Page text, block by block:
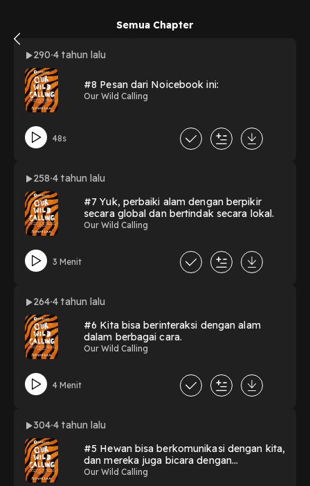
Semua Chapter
290 4 tahun lalu
#8 Pesan dari Noicebook ini:
Our Wild Calling
48s
258 4 tahun lalu
#7 Yuk, perbaiki alam dengan berpikir
secara global dan bertindak secara lokal.
Our Wild Calling
3 Menit
264 4 tahun lalu
#6 Kita bisa berinteraksi dengan alam
dalam berbagai cara.
Our Wild Calling
4 Menit
304 4 tahun lalu
#5 Hewan bisa berkomunikasi dengan kita,
dan mereka juga bicara dengan
sesamanya.
Our Wild Calling